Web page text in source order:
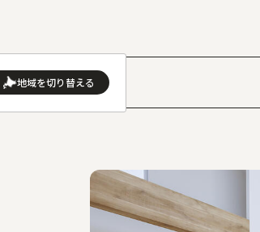
旭川(上川･留萌･宗谷)版
帯広(十勝)版